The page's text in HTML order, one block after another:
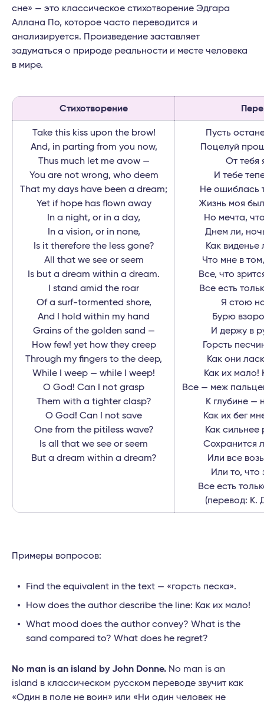
сне» — это классическое стихотворение Эдгара
Аллана По, которое часто переводится и
анализируется. Произведение заставляет
задуматься о природе реальности и месте человека
в мире.
Стихотворение
Take this kiss upon the brow!
And, in parting from you now,
Thus much let me avow —
You are not wrong, who deem
That my days have been a dream;
Yet if hope has flown away
In a night, or in a day,
In a vision, or in none,
Is it therefore the less gone?
All that we see or seem
Is but a dream within a dream.
I stand amid the roar
Of a surf-tormented shore,
And I hold within my hand
Grains of the golden sand —
How few! yet how they creep
Through my fingers to the deep,
While I weep — while I weep!
O God! Can I not grasp
Them with a tighter clasp?
O God! Can I not save
One from the pitiless wave?
Is all that we see or seem
But a dream within a dream?
Пусть
Поцелуй
От тебя
И тебе
Не ошиблась
Жизнь моя
Но мечта,
Днем ли,
Как виденье
Что мне в
Все, что
Все есть
Я стою
Бурю
И держу в
Горсть
Как они
Как их мало!
Все — меж
К глубине —
Как их бег
Как сильнее
Сохранится
Или все
Или то, что
Все есть
(перевод: К.
Примеры вопросов:
Find the equivalent in the text — «горсть песка».
How does the author describe the line: Как их мало!
What mood does the author convey? What is the
sand compared to? What does he regret?
No man is an island by John Donne. No man is an
island в классическом русском переводе звучит как
«Один в поле не воин» или «Ни один человек не